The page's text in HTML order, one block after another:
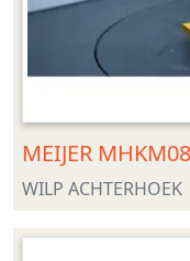
MEIJER MHKM08
WILP ACHTERHOEK